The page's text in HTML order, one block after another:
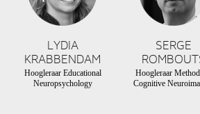
LYDIA
KRABBENDAM
Hoogleraar Educational
Neuropsychology
SERGE
Hoogleraar
Cognitive